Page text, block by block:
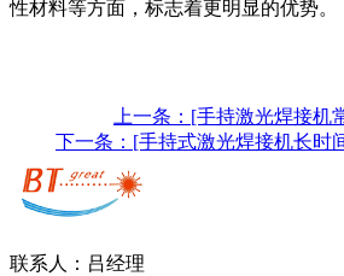
性材料等方面，标志着更明显的优势。
上一条：[手持激光焊接
下一条：[手持式激光焊接机长时
联系人：吕经理